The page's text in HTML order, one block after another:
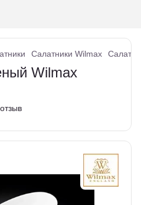
Салатники Wilmax
Wilmax